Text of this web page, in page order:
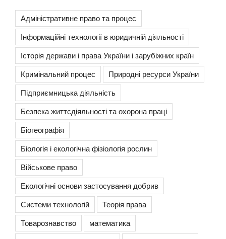
Адміністративне право та процес
Інформаційні технології в юридичній діяльності
Історія держави і права України і зарубіжних країн
Кримінальний процес
Природні ресурси України
Підприємницька діяльність
Безпека життєдіяльності та охорона праці
Біогеографія
Біологія і екологічна фізіологія рослин
Військове право
Екологічні основи застосування добрив
Системи технологій
Теорія права
Товарознавство
математика